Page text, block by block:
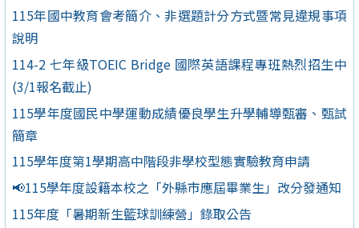
115年國中教育會考簡介、非選題計分方式暨常見違規事項
說明
114-2 七年級TOEIC Bridge 國際英語課程專班熱烈招生中
(3/1報名截止)
115學年度國民中學運動成績優良學生升學輔導甄審、甄試
簡章
115學年度第1學期高中階段非學校型態實驗教育申請
📢115學年度設籍本校之「外縣市應屆畢業生」改分發通知
115年度「暑期新生籃球訓練營」錄取公告